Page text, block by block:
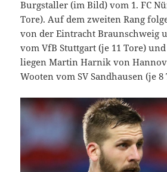
Burgstaller (im Bild) vom 1. FC
Tore). Auf dem zweiten Rang
von der Eintracht Braunschweig
vom VfB Stuttgart (je 11 Tore)
liegen Martin Harnik von
Wooten vom SV Sandhausen (je